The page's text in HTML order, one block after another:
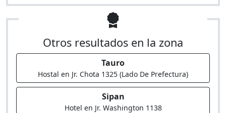
Otros resultados en la zona
Tauro
Hostal en Jr. Chota 1325 (Lado De Prefectura)
Sipan
Hotel en Jr. Washington 1138